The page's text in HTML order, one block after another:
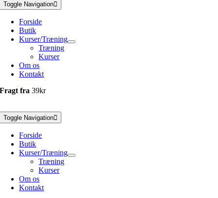
Toggle Navigation
Forside
Butik
Kurser/Træning
Træning
Kurser
Om os
Kontakt
Fragt fra39kr
Toggle Navigation
Forside
Butik
Kurser/Træning
Træning
Kurser
Om os
Kontakt